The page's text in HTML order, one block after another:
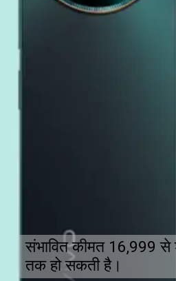
संभावित कीमत ₹16,999
तक हो सकती है।